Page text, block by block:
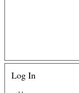
Log In